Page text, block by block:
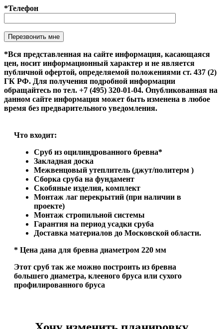
*Телефон
Оставьте это поле пустым.
*Вся представленная на сайте информация, касающаяся
цен, носит информационный характер и не является
публичной офертой, определяемой положениями ст. 437 (2)
ГК РФ. Для получения подробной информации
обращайтесь по тел. +7 (495) 320-01-04. Опубликованная на
данном сайте информация может быть изменена в любое
время без предварительного уведомления.
Что входит:
Сруб из оцилиндрованного бревна*
Закладная доска
Межвенцовый утеплитель (джут/политерм )
Сборка сруба на фундамент
Скобяные изделия, комплект
Монтаж лаг перекрытий (при наличии в
проекте)
Монтаж стропильной системы
Гарантия на период усадки сруба
Доставка материалов до Московской области.
* Цена дана для бревна диаметром 220 мм
Этот сруб так же можно построить из бревна
большего диаметра, клееного бруса или сухого
профилированного бруса